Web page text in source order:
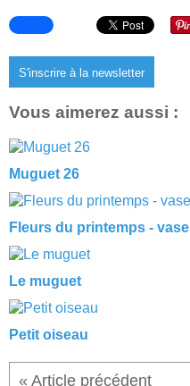
S'inscrire à la newsletter
Vous aimerez aussi :
Muguet 26
Fleurs du printemps - vase
Le muguet
Petit oiseau